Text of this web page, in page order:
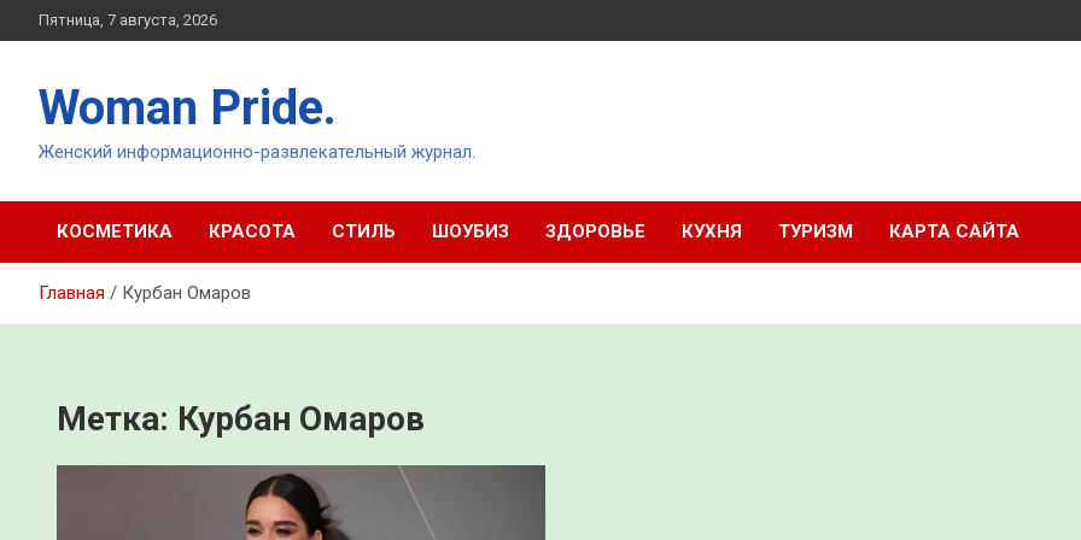
Перейти
к
Пятница, 7 августа, 2026
Woman Pride.
Женский информационно-развлекательный журнал.
КОСМЕТИКА КРАСОТА СТИЛЬ ШОУБИЗ ЗДОРОВЬЕ КУХНЯ ТУРИЗМ КАРТА САЙТА
Главная Курбан Омаров
Метка: Курбан Омаров